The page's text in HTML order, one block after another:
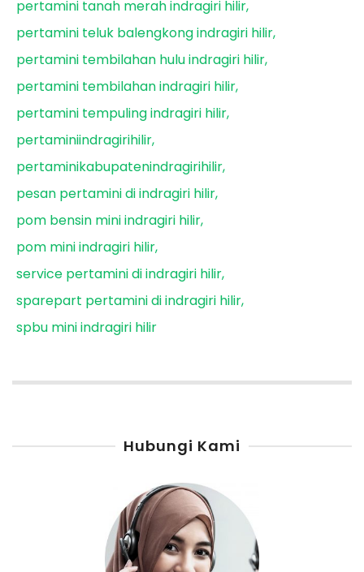
pertamini tanah merah indragiri hilir
pertamini teluk balengkong indragiri hilir
pertamini tembilahan hulu indragiri hilir
pertamini tembilahan indragiri hilir
pertamini tempuling indragiri hilir
pertaminiindragirihilir
pertaminikabupatenindragirihilir
pesan pertamini di indragiri hilir
pom bensin mini indragiri hilir
pom mini indragiri hilir
service pertamini di indragiri hilir
sparepart pertamini di indragiri hilir
spbu mini indragiri hilir
Hubungi Kami